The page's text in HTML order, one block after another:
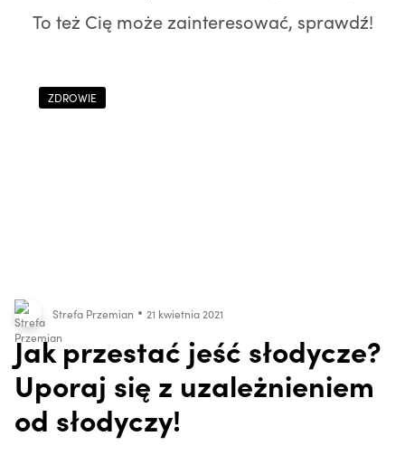
To też Cię może zainteresować, sprawdź!
ZDROWIE
Strefa Przemian 21 kwietnia 2021
Jak przestać jeść słodycze?
Uporaj się z uzależnieniem
od słodyczy!